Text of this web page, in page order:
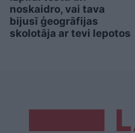
noskaidro, vai tava
bijusī ģeogrāfijas
skolotāja ar tevi lepotos